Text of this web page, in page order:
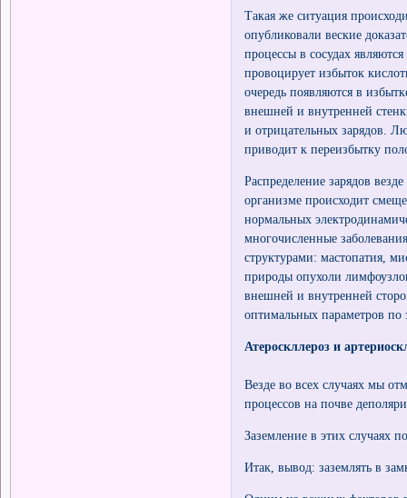
Такая же ситуация
опубликовали веские
процессы в сосудах
провоцирует избыток
очередь появляются в
внешней и внутренней
и отрицательных зарядов.
приводит к переизбытку
Распределение зарядов
организме происходит
нормальных
многочисленные
структурами: мастопатия,
природы опухоли
внешней и внутренней
оптимальных параметров по
Атероскллероз и
Везде во всех случаях мы
процессов на почве
Заземление в этих случаях
Итак, вывод: заземлять в